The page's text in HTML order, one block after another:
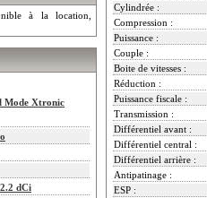
à la location,
Mode Xtronic
dCi
Cylindrée :
Compression :
Puissance :
Couple :
Boite de vitesses :
Réduction :
Puissance fiscale :
Transmission :
Différentiel avant :
Différentiel central :
Différentiel arrière :
Antipatinage :
ESP :